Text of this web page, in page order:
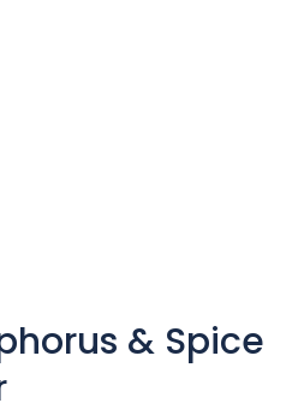
& Spice